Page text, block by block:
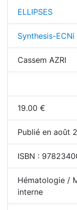
ELLIPSES
Synthesis-ECNi
Cassem AZRI
19.00 €
Publié en août
ISBN :
Hématologie /
interne